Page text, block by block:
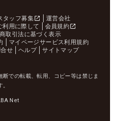
タッフ募集
運営会社
利用に際して
会員規約
取引法に基づく表示
マイページサービス利用規約
せ ヘルプ サイトマップ
での転載、転用、コピー等は禁じま
。
Net